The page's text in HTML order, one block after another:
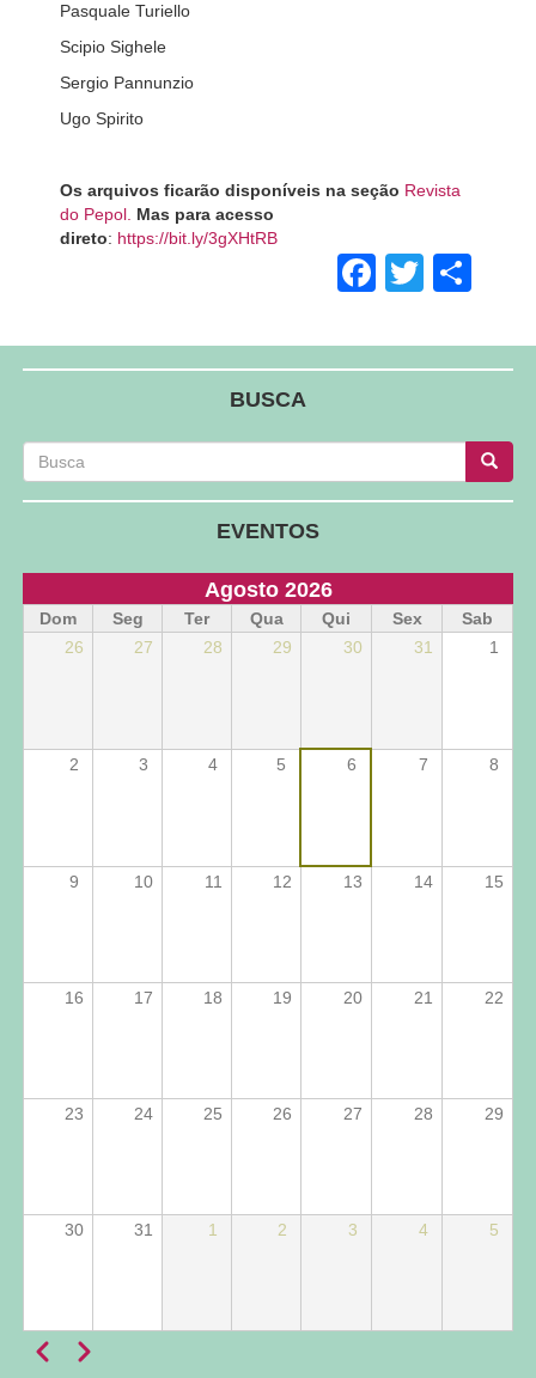
Pasquale Turiello
Scipio Sighele
Sergio Pannunzio
Ugo Spirito
Os arquivos ficarão disponíveis na seção Revista
do Pepol. Mas para acesso
direto: https://bit.ly/3gXHtRB
Twitter
BUSCA
Busca
Busca Busca
EVENTOS
Agosto 2026
Dom Seg Ter Qua Qui Sex
Sab
26
27 28 29 30 31 1
2 3 4 5 6 7 8
9 10 11 12 13 14 15
16 17 18 19 20 21 22
23 24 25 26 27 28 29
30 31 1 2 3 4 5
Paginação
AnteriorPróximo